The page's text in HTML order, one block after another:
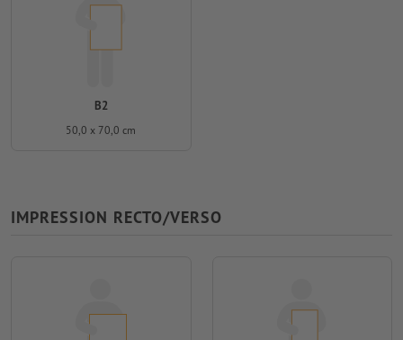
B2
50,0 x 70,0 cm
IMPRESSION RECTO/VERSO